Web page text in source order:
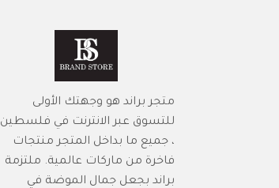
متجر براند هو وجهتك الأولى
للتسوق عبر الانترنت في فلسطين
، جميع ما بداخل المتجر منتجات
فاخرة من ماركات عالمية. ملتزمة
براند بجعل جمال الموضة في